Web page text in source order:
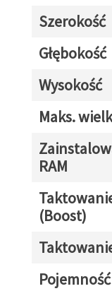
Szerokość
Głębokość
Wysokość
Maks.
RAM
(Boost)
Pojemność